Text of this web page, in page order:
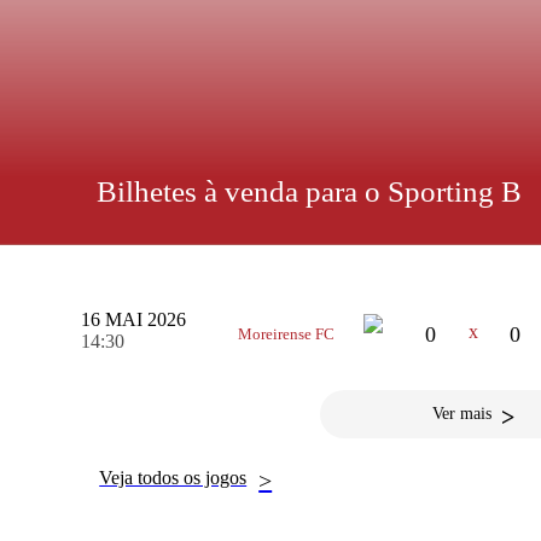
Bilhetes à venda para o Sporting B
Preços entre 8 e 15 euros. Lugares anuais ainda podem ser
para a estreia do AFS na Liga Portugal Meu Super -
na Loja AFS a partir de hoje. Os ingressos custam 8 e 15
PRÓXIMO JOGO
16 MAI 2026
14:30
Moreirense FC 0 x 0
Ver mais >
Veja todos os jogos >